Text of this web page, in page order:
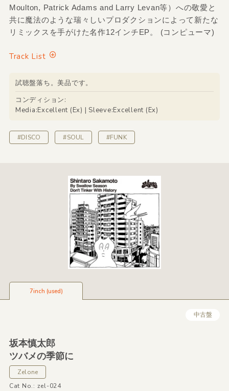
Moulton, Patrick Adams and Larry Levan等）への敬愛と
共に魔法のような瑞々しいプロダクションによって新たな
リミックスを手がけた名作12インチEP。 (コンピューマ)
Track List
試聴盤落ち。美品です。
コンディション:
Media:Excellent (Ex) | Sleeve:Excellent (Ex)
#DISCO #SOUL #FUNK
7inch (used)
中古盤
坂本慎太郎
ツバメの季節に
Zelone
Cat No.: zel-024